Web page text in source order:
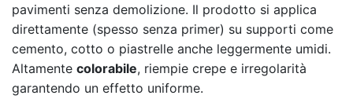
pavimenti senza demolizione. Il prodotto si applica
direttamente (spesso senza primer) su supporti come
cemento, cotto o piastrelle anche leggermente umidi.
Altamente colorabile, riempie crepe e irregolarità
garantendo un effetto uniforme.